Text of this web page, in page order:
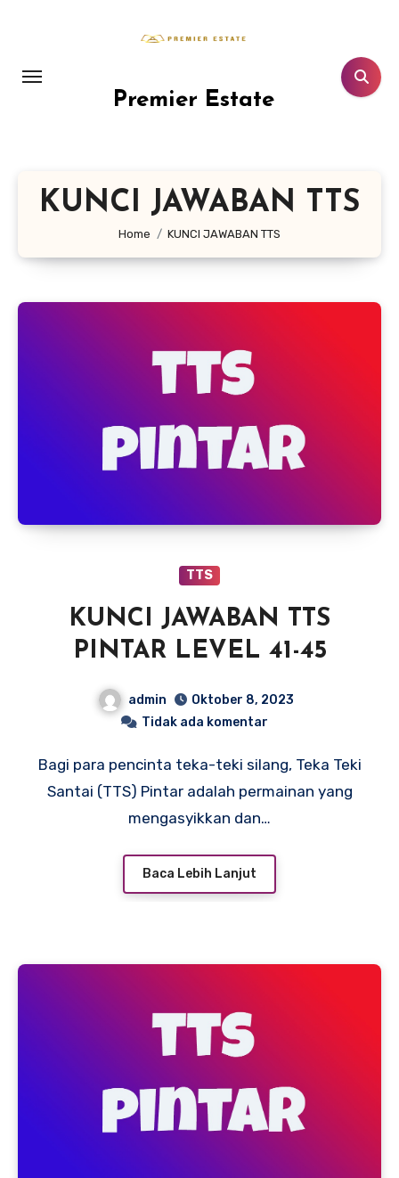
Premier Estate
KUNCI JAWABAN TTS
Home KUNCI JAWABAN TTS
TTS
KUNCI JAWABAN TTS
PINTAR LEVEL 41-45
admin
Oktober 8, 2023
Tidak ada komentar
Bagi para pencinta teka-teki silang, Teka Teki
Santai (TTS) Pintar adalah permainan yang
mengasyikkan dan…
Baca Lebih Lanjut